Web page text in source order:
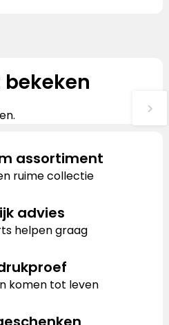
assortiment
ruime collectie
advies
helpen graag
komen tot leven